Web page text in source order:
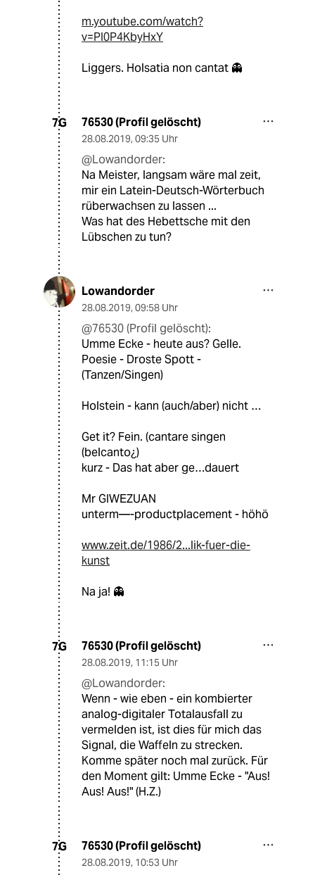
m.youtube.com/watch?
v=PI0P4KbyHxY
Liggers. Holsatia non cantat 👻
7G 76530 (Profil gelöscht)
28.08.2019, 09:35 Uhr
@Lowandorder:
Na Meister, langsam wäre mal zeit,
mir ein Latein-Deutsch-Wörterbuch
rüberwachsen zu lassen ...
Was hat des Hebettsche mit den
Lübschen zu tun?
Lowandorder
28.08.2019, 09:58 Uhr
@76530 (Profil gelöscht):
Umme Ecke - heute aus? Gelle.
Poesie - Droste Spott -
(Tanzen/Singen)
Holstein - kann (auch/aber) nicht …
Get it? Fein. (cantare singen
(belcanto¿)
kurz - Das hat aber ge…dauert
Mr GIWEZUAN
unterm—-productplacement - höhö
www.zeit.de/1986/2...lik-fuer-die-
kunst
Na ja! 👻
7G 76530 (Profil gelöscht)
28.08.2019, 11:15 Uhr
@Lowandorder:
Wenn - wie eben - ein kombierter
analog-digitaler Totalausfall zu
vermelden ist, ist dies für mich das
Signal, die Waffeln zu strecken.
Komme später noch mal zurück. Für
den Moment gilt: Umme Ecke - "Aus!
Aus! Aus!" (H.Z.)
7G 76530 (Profil gelöscht)
28.08.2019, 10:53 Uhr